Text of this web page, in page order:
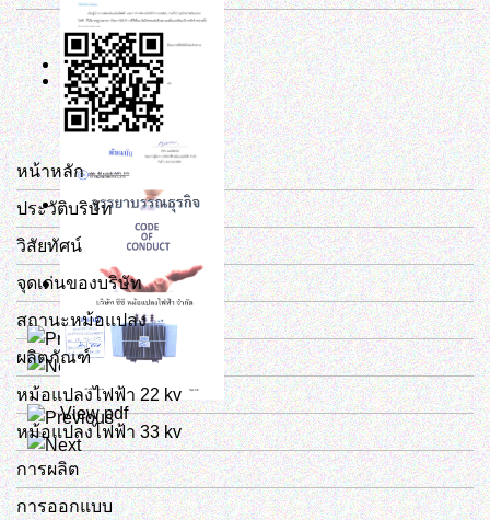
View pdf
View pdf
หน้าหลัก
ประวัติบริษัท
วิสัยทัศน์
จุดเด่นของบริษัท
สถานะหม้อแปลง
ผลิตภัณฑ์
หม้อแปลงไฟฟ้า 22 kv
หม้อแปลงไฟฟ้า 33 kv
การผลิต
การออกแบบ